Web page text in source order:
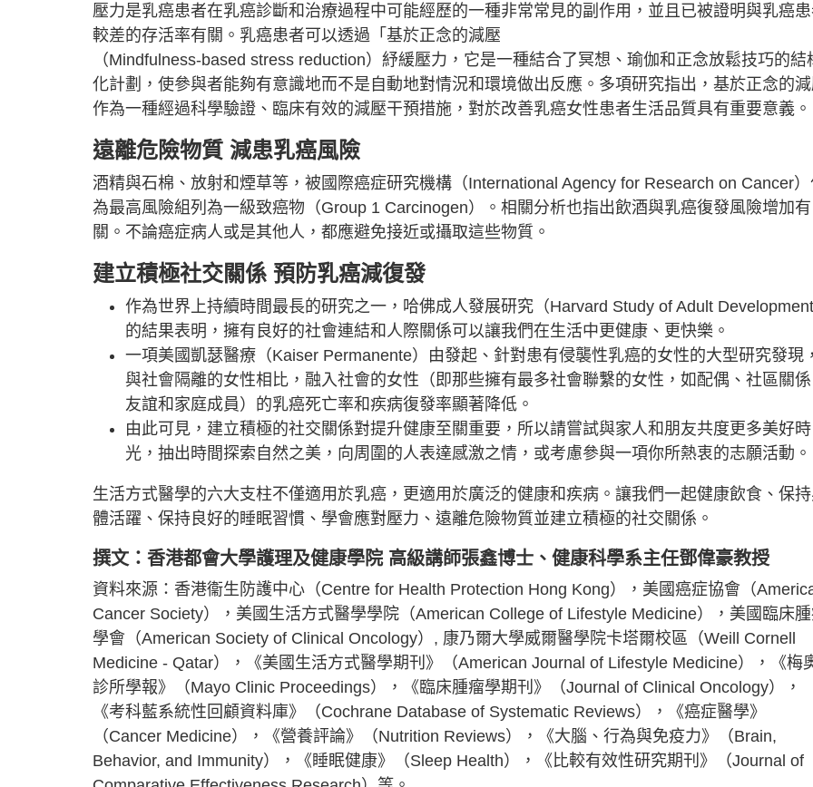
壓力是乳癌患者在乳癌診斷和治療過程中可能經歷的一種非常常見的副作用，並且已被證明與乳癌
較差的存活率有關。乳癌患者可以透過「基於正念的減壓
（Mindfulness-based stress reduction）紓緩壓力，它是一種結合了冥想、瑜伽和正念放鬆技巧的結
化計劃，使參與者能夠有意識地而不是自動地對情況和環境做出反應。多項研究指出，基於正念的
作為一種經過科學驗證、臨床有效的減壓干預措施，對於改善乳癌女性患者生活品質具有重要意義。
遠離危險物質 減患乳癌風險
酒精與石棉、放射和煙草等，被國際癌症研究機構（International Agency for Research on Cancer
為最高風險組列為一級致癌物（Group 1 Carcinogen）。相關分析也指出飲酒與乳癌復發風險增加有
關。不論癌症病人或是其他人，都應避免接近或攝取這些物質。
建立積極社交關係 預防乳癌減復發
作為世界上持續時間最長的研究之一，哈佛成人發展研究（Harvard Study of Adult
的結果表明，擁有良好的社會連結和人際關係可以讓我們在生活中更健康、更快樂。
一項美國凱瑟醫療（Kaiser Permanente）由發起、針對患有侵襲性乳癌的女性的大型研究發現
與社會隔離的女性相比，融入社會的女性（即那些擁有最多社會聯繫的女性，如配偶、社區關
友誼和家庭成員）的乳癌死亡率和疾病復發率顯著降低。
由此可見，建立積極的社交關係對提升健康至關重要，所以請嘗試與家人和朋友共度更多美好時
光，抽出時間探索自然之美，向周圍的人表達感激之情，或考慮參與一項你所熱衷的志願活動。
生活方式醫學的六大支柱不僅適用於乳癌，更適用於廣泛的健康和疾病。讓我們一起健康飲食、保
體活躍、保持良好的睡眠習慣、學會應對壓力、遠離危險物質並建立積極的社交關係。
撰文：香港都會大學護理及健康學院 高級講師張鑫博士、健康科學系主任鄧偉豪教授
資料來源：香港衞生防護中心（Centre for Health Protection Hong Kong），美國癌症協會（
Cancer Society），美國生活方式醫學學院（American College of Lifestyle Medicine），美國臨床
學會（American Society of Clinical Oncology）, 康乃爾大學威爾醫學院卡塔爾校區（Weill Cornell
Medicine - Qatar），《美國生活方式醫學期刊》（American Journal of Lifestyle Medicine），《梅
診所學報》（Mayo Clinic Proceedings），《臨床腫瘤學期刊》（Journal of Clinical Oncology），
《考科藍系統性回顧資料庫》（Cochrane Database of Systematic Reviews），《癌症醫學》
（Cancer Medicine），《營養評論》（Nutrition Reviews），《大腦、行為與免疫力》（Brain,
Behavior, and Immunity），《睡眠健康》（Sleep Health），《比較有效性研究期刊》（Journal of